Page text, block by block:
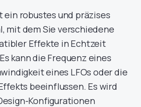
ein robustes und präzises
mit dem Sie verschiedene
Effekte in Echtzeit
kann die Frequenz eines
eines LFOs oder die
beeinflussen. Es wird
Konfigurationen